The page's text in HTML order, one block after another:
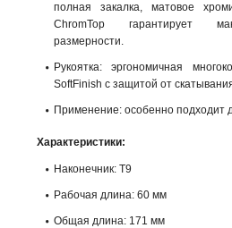
полная закалка, матовое
ChromTop гарантирует
размерности.
Рукоятка: эргономичная
SoftFinish с защитой от
Применение: особенно подходит
Характеристики:
Наконечник: T9
Рабочая длина: 60 мм
Общая длина: 171 мм